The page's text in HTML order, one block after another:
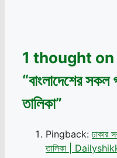
1 thought on
“বাংলাদেশের সকল
তালিকা”
Pingback: ঢাকার
তালিকা |